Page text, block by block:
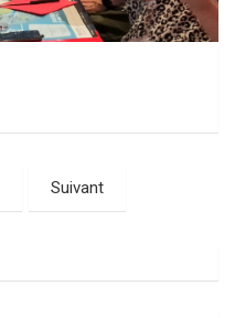
Suivant